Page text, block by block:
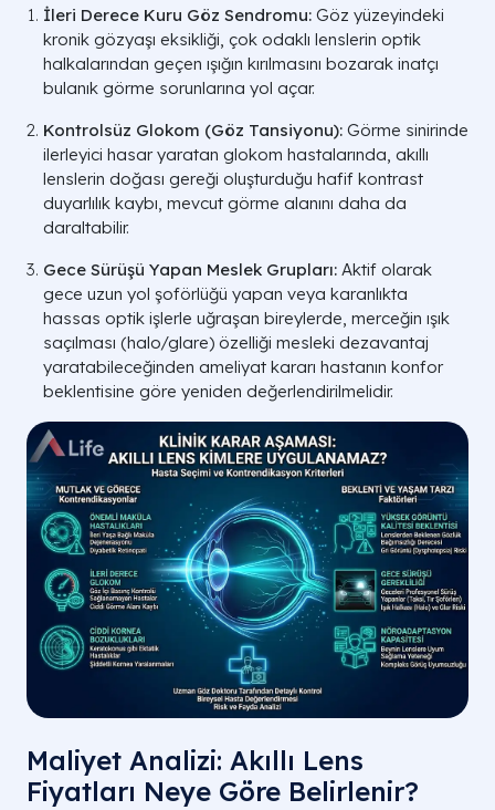
İleri Derece Kuru Göz Sendromu: Göz yüzeyindeki
kronik gözyaşı eksikliği, çok odaklı lenslerin optik
halkalarından geçen ışığın kırılmasını bozarak inatçı
bulanık görme sorunlarına yol açar.
Kontrolsüz Glokom (Göz Tansiyonu): Görme sinirinde
ilerleyici hasar yaratan glokom hastalarında, akıllı
lenslerin doğası gereği oluşturduğu hafif kontrast
duyarlılık kaybı, mevcut görme alanını daha da
daraltabilir.
Gece Sürüşü Yapan Meslek Grupları: Aktif olarak
gece uzun yol şoförlüğü yapan veya karanlıkta
hassas optik işlerle uğraşan bireylerde, merceğin ışık
saçılması (halo/glare) özelliği mesleki dezavantaj
yaratabileceğinden ameliyat kararı hastanın konfor
beklentisine göre yeniden değerlendirilmelidir.
Maliyet Analizi: Akıllı Lens
Fiyatları Neye Göre Belirlenir?